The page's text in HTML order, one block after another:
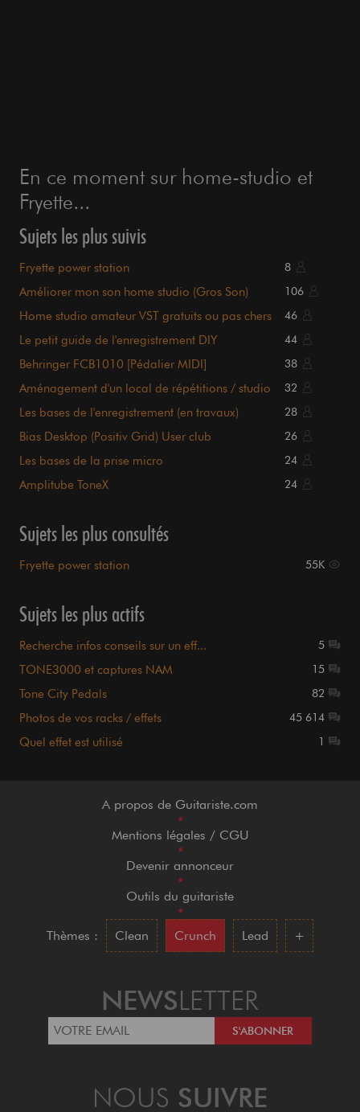
En ce moment sur home-studio et
Fryette...
Sujets les plus suivis
Fryette power station 8
Améliorer mon son home studio (Gros Son) 106
Home studio amateur VST gratuits ou pas chers 46
Le petit guide de l'enregistrement DIY 44
Behringer FCB1010 [Pédalier MIDI] 38
Aménagement d'un local de répétitions / studio 32
Les bases de l'enregistrement (en travaux) 28
Bias Desktop (Positiv Grid) User club 26
Les bases de la prise micro 24
Amplitube ToneX 24
Sujets les plus consultés
Fryette power station 55K
Sujets les plus actifs
Recherche infos conseils sur un eff... 5
TONE3000 et captures NAM 15
Tone City Pedals 82
Photos de vos racks / effets 45 614
Quel effet est utilisé 1
A propos de Guitariste.com
•
Mentions légales / CGU
•
Devenir annonceur
•
Outils du guitariste
•
Thèmes :
Clean Crunch Lead +
NEWSLETTER
NOUS SUIVRE